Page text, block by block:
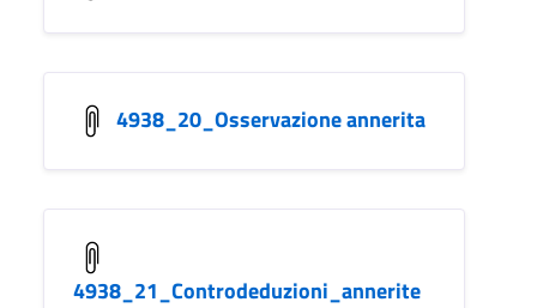
4938_20_Osservazione annerita
4938_21_Controdeduzioni_annerite